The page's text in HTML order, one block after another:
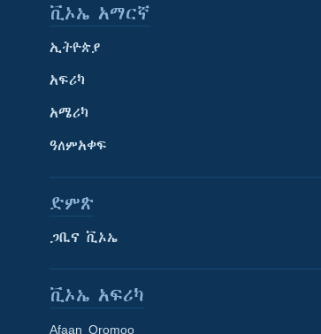
ቪኦኤ አማርኛ
ኢትዮጵያ
አፍሪካ
አሜሪካ
ዓለምአቀፍ
ድምጽ
ጋቢና ቪኦኤ
ቪኦኤ አፍሪካ
Afaan Oromoo